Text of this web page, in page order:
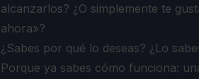
alcanzarlos? ¿O simplemente te
ahora»?
¿Sabes por qué lo deseas? ¿Lo
Porque ya sabes cómo funciona: